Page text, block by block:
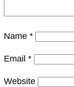
Name *
Email *
Website